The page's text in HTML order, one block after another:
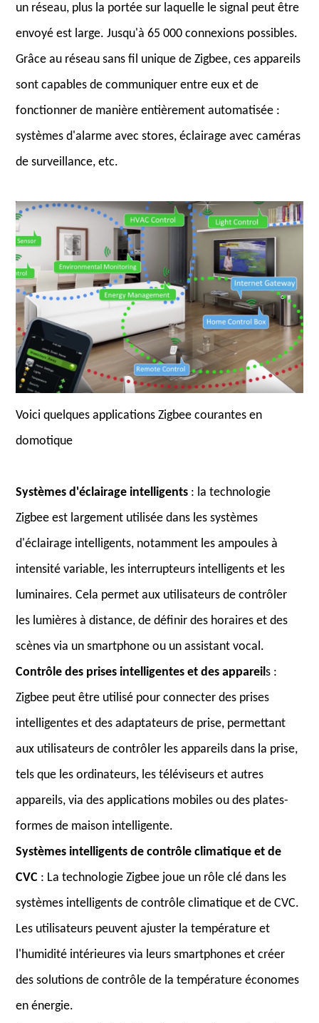
un réseau, plus la portée sur laquelle le signal peut être
envoyé est large. Jusqu'à 65 000 connexions possibles.
Grâce au réseau sans fil unique de Zigbee, ces appareils
sont capables de communiquer entre eux et de
fonctionner de manière entièrement automatisée :
systèmes d'alarme avec stores, éclairage avec caméras
de surveillance, etc.
Voici quelques applications Zigbee courantes en
domotique
Systèmes d'éclairage intelligents : la technologie
Zigbee est largement utilisée dans les systèmes
d'éclairage intelligents, notamment les ampoules à
intensité variable, les interrupteurs intelligents et les
luminaires. Cela permet aux utilisateurs de contrôler
les lumières à distance, de définir des horaires et des
scènes via un smartphone ou un assistant vocal.
Contrôle des prises intelligentes et des appareils :
Zigbee peut être utilisé pour connecter des prises
intelligentes et des adaptateurs de prise, permettant
aux utilisateurs de contrôler les appareils dans la prise,
tels que les ordinateurs, les téléviseurs et autres
appareils, via des applications mobiles ou des plates-
formes de maison intelligente.
Systèmes intelligents de contrôle climatique et de
CVC : La technologie Zigbee joue un rôle clé dans les
systèmes intelligents de contrôle climatique et de CVC.
Les utilisateurs peuvent ajuster la température et
l'humidité intérieures via leurs smartphones et créer
des solutions de contrôle de la température économes
en énergie.